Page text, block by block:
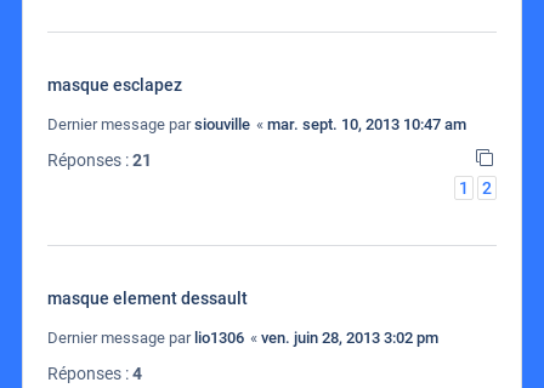
masque esclapez
Dernier message parsiouville « mar. sept. 10, 2013 10:47 am
Réponses :21
1
2
masque element dessault
Dernier message parlio1306 « ven. juin 28, 2013 3:02 pm
Réponses :4